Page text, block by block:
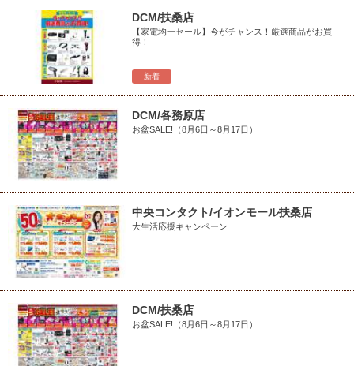
新着
DCM/扶桑店
【家電均一セール】今がチャンス！厳選商品がお買
得！
DCM/各務原店
お盆SALE!（8月6日～8月17日）
中央コンタクト/イオンモール扶桑店
大生活応援キャンペーン
DCM/扶桑店
お盆SALE!（8月6日～8月17日）